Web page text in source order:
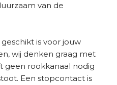
van de
is voor jouw
wij denken graag met
geen rookkanaal nodig
Een stopcontact is